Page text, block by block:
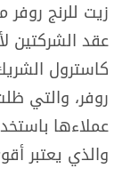
زيت للرنج
كاسترول
روفر، والتي
والذي يعتبر